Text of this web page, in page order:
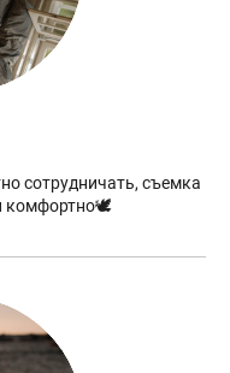
сотрудничать, съемка
комфортно🕊️